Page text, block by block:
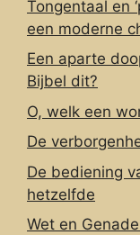
Tongentaal en
een moderne
Een aparte
Bijbel dit?
O, welk een
De
De bediening
hetzelfde
Wet en